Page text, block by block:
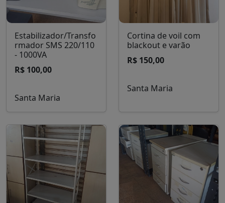
Estabilizador/Transfo
rmador SMS 220/110
- 1000VA
R$ 100,00
Santa Maria
Cortina de voil com
blackout e varão
R$ 150,00
Santa Maria